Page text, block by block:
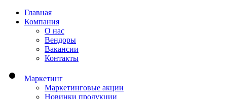
Главная
Компания
О нас
Вендоры
Вакансии
Контакты
Маркетинг
Маркетинговые акции
Новинки продукции